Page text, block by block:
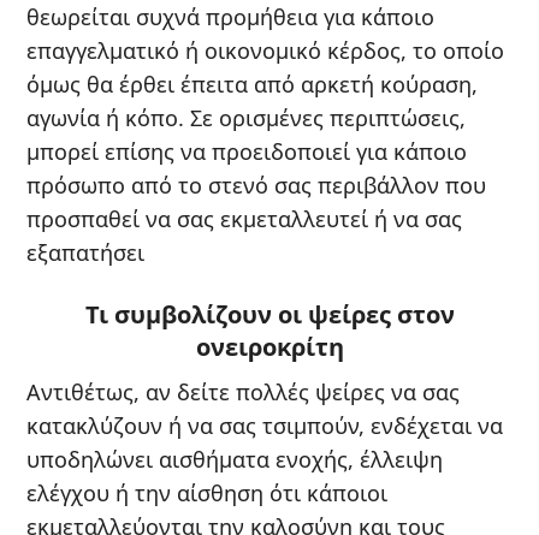
θεωρείται συχνά προμήθεια για κάποιο
επαγγελματικό ή οικονομικό κέρδος, το οποίο
όμως θα έρθει έπειτα από αρκετή κούραση,
αγωνία ή κόπο. Σε ορισμένες περιπτώσεις,
μπορεί επίσης να προειδοποιεί για κάποιο
πρόσωπο από το στενό σας περιβάλλον που
προσπαθεί να σας εκμεταλλευτεί ή να σας
εξαπατήσει
Τι συμβολίζουν οι ψείρες στον
ονειροκρίτη
Αντιθέτως, αν δείτε πολλές ψείρες να σας
κατακλύζουν ή να σας τσιμπούν, ενδέχεται να
υποδηλώνει αισθήματα ενοχής, έλλειψη
ελέγχου ή την αίσθηση ότι κάποιοι
εκμεταλλεύονται την καλοσύνη και τους